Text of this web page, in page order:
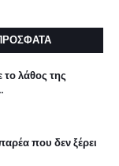
λάθος της
που δεν ξέρει